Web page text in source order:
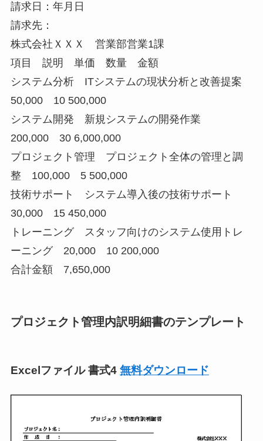
請求日：年月日
請求先：
株式会社ＸＸＸ 営業部営業1課
項目 説明 単価 数量 金額
システム分析 ITシステムの現状分析と改善提案
50,000 10 500,000
システム開発 新規システムの開発作業
200,000 30 6,000,000
プロジェクト管理 プロジェクト全体の管理と調
整 100,000 5 500,000
技術サポート システム導入後の技術サポート
30,000 15 450,000
トレーニング スタッフ向けのシステム使用トレ
ーニング 20,000 10 200,000
合計金額 7,650,000
プロジェクト管理内訳明細書のテンプレート
Excelファイル 書式4 無料ダウンロード